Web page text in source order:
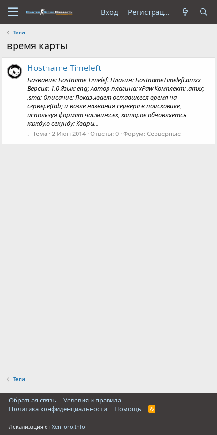
Вход Регистрация
Теги
время карты
Hostname Timeleft
Название: Hostname Timeleft Плагин: HostnameTimeleft.amxx
Версия: 1.0 Язык: eng; Автор плагина: xPaw Комплект: .amxx;
.sma; Описание: Показывает оставшееся время на
сервере(tab) и возле названия сервера в поисковике,
используя формат час:мин:сек, которое обновляется
каждую секунду: Квары...
. Тема 2 Июн 2014 Ответы: 0 Форум: Серверные
Теги
Обратная связь
Условия и правила
Политика конфиденциальности
Помощь
R
Локализация отXenForo.Info